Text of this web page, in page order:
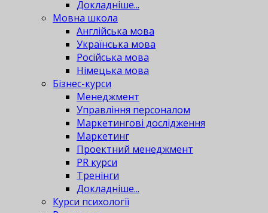
Докладніше...
Мовна школа
Англійська мова
Українська мова
Російська мова
Німецька мова
Бізнес-курси
Менеджмент
Управління персоналом
Маркетингові дослідження
Маркетинг
Проектний менеджмент
PR курси
Тренінги
Докладніше...
Курси психології